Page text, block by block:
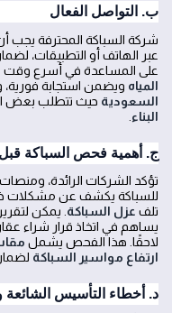
ب. التواصل الفعال
شركة السباكة المحترفة يجب
عبر الهاتف أو التطبيقات،
على المساعدة في أسرع
المياه ويضمن استجابة
السعودية حيث تتطلب بعض
البناء
ج. أهمية فحص السباكة
تؤكد الشركات الرائدة،
للسباكة يكشف عن مشكلات
تلف عزل السباكة . يمكن
يساهم في اتخاذ قرار شراء
لاحقًا. هذا الفحص يشمل
ارتفاع مواسير السباكة لضمان
د. أخطاء التأسيس الشائعة